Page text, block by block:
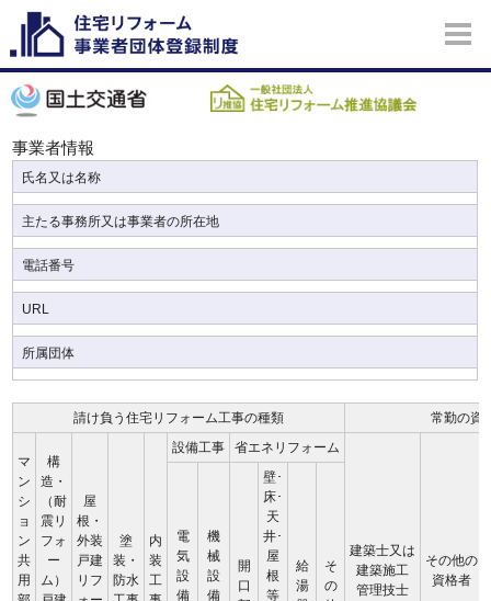
事業者情報
氏名又は名称
主たる事務所又は事業者の所在地
電話番号
URL
所属団体
請け負う住宅リフォーム工事の種類 常勤の資
マ
ン
シ
ョ
ン
共
用
構
造・
（耐
震リ
フォ
ー
ム）
屋
根・
外装
戸建
リフ
塗
装・
防水
内
装
工
設備工事 省エネリフォーム
建築士又は
建築施工
管理技士
その他の
資格者
電
気
設
備
機
械
設
備
開
口
壁･
床･
天
井･
屋
根
等
給
湯
そ
の